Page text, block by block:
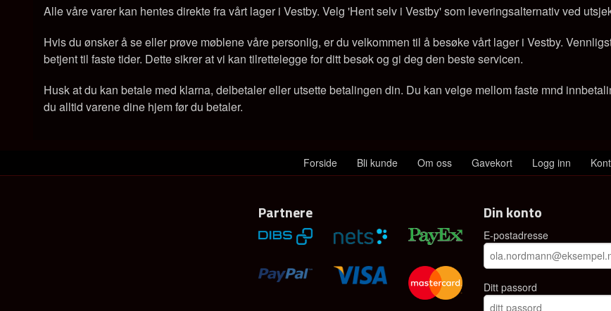
Alle våre varer kan hentes direkte fra vårt lager i Vestby. Velg 'Hent selv i Vestby' som leveringsalternativ ved
Hvis du ønsker å se eller prøve møblene våre personlig, er du velkommen til å besøke vårt lager i Vestby.
betjent til faste tider. Dette sikrer at vi kan tilrettelegge for ditt besøk og gi deg den beste servicen.
Husk at du kan betale med klarna, delbetaler eller utsette betalingen din. Du kan velge mellom faste mnd
du alltid varene dine hjem før du betaler.
Forside Bli kunde Om oss Gavekort Logg inn
Partnere Din konto
E-postadresse
Ditt passord